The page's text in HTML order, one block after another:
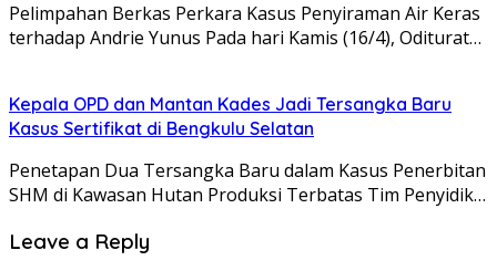
Pelimpahan Berkas Perkara Kasus Penyiraman Air Keras
terhadap Andrie Yunus Pada hari Kamis (16/4), Oditurat…
Kepala OPD dan Mantan Kades Jadi Tersangka Baru
Kasus Sertifikat di Bengkulu Selatan
Penetapan Dua Tersangka Baru dalam Kasus Penerbitan
SHM di Kawasan Hutan Produksi Terbatas Tim Penyidik…
Leave a Reply